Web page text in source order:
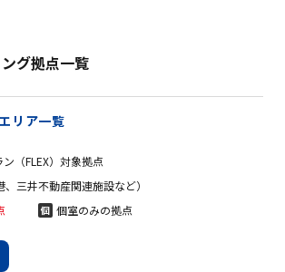
グ拠点一覧
エリア一覧
（FLEX）対象拠点
三井不動産関連施設など）
個 個室のみの拠点